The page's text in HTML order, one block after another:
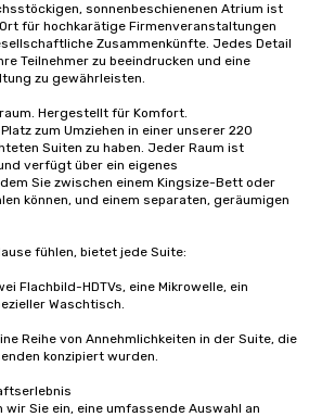
sonnenbeschienenen Atrium ist
für hochkarätige Firmenveranstaltungen
Zusammenkünfte. Jedes Detail
Teilnehmer zu beeindrucken und eine
zu gewährleisten.
Hergestellt für Komfort.
zum Umziehen in einer unserer 220
Suiten zu haben. Jeder Raum ist
verfügt über ein eigenes
Sie zwischen einem Kingsize-Bett oder
können, und einem separaten, geräumigen
fühlen, bietet jede Suite:
Flachbild-HDTVs, eine Mikrowelle, ein
Waschtisch.
Reihe von Annehmlichkeiten in der Suite, die
konzipiert wurden.
wir Sie ein, eine umfassende Auswahl an